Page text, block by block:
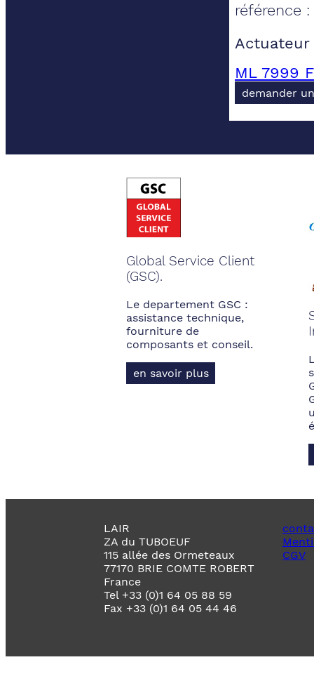
référence
Actuateur
ML 7999
demander
Global Service Client
(GSC).
Le departement GSC :
assistance technique,
fourniture de
composants et conseil.
en savoir plus
LAIR
ZA du TUBOEUF
115 allée des Ormeteaux
77170 BRIE COMTE ROBERT
France
Tel +33 (0)1 64 05 88 59
Fax +33 (0)1 64 05 44 46
CGV